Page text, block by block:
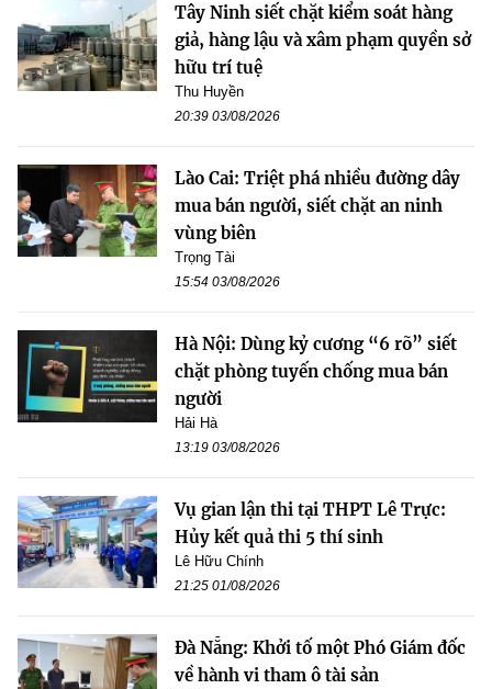
Tây Ninh siết chặt kiểm soát hàng
giả, hàng lậu và xâm phạm quyền sở
hữu trí tuệ
Thu Huyền
20:39 03/08/2026
Lào Cai: Triệt phá nhiều đường dây
mua bán người, siết chặt an ninh
vùng biên
Trọng Tài
15:54 03/08/2026
Hà Nội: Dùng kỷ cương “6 rõ” siết
chặt phòng tuyến chống mua bán
người
Hải Hà
13:19 03/08/2026
Vụ gian lận thi tại THPT Lê Trực:
Hủy kết quả thi 5 thí sinh
Lê Hữu Chính
21:25 01/08/2026
Đà Nẵng: Khởi tố một Phó Giám đốc
về hành vi tham ô tài sản